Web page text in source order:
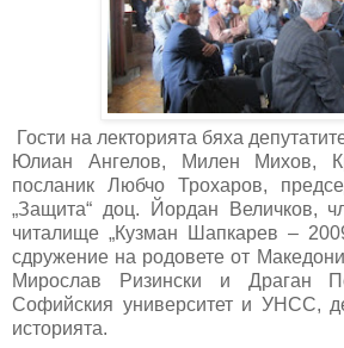
Гости на лекторията бяха
Юлиан Ангелов, Милен Михов,
посланик Любчо Трохаров,
„Защита“ доц. Йордан Величков,
читалище „Кузман Шапкарев –
сдружение на родовете от
Мирослав Ризински и Драган
Софийския университет и УНСС,
историята.